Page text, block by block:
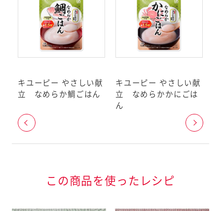
特定原材料に準ずるも
うち、アーモンドを除
しています。（2019年
をお持ちのお客様へ
については、2019年10月現在ア
庁が定める
キユーピー やさしい献
立 なめらか鯛ごはん
キユーピー やさしい献
立 なめらかかにごは
ん
この商品を使ったレシピ